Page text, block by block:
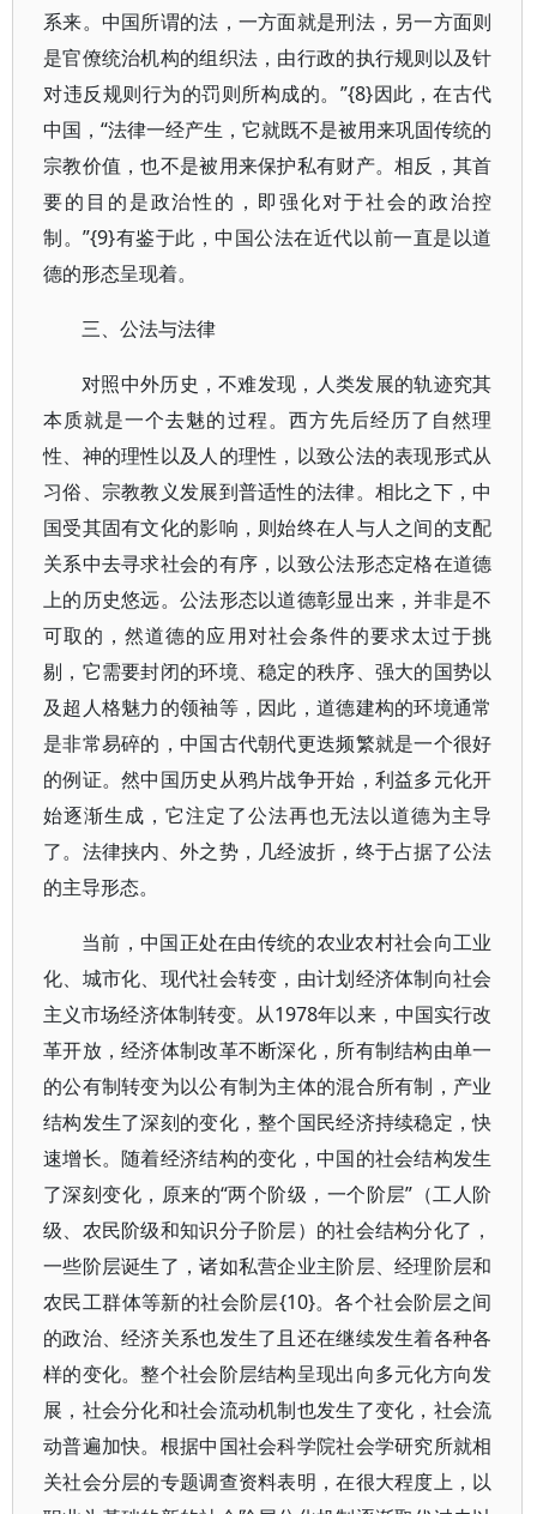
系来。中国所谓的法，一方面就是刑法，另一方面则
是官僚统治机构的组织法，由行政的执行规则以及针
对违反规则行为的罚则所构成的。”{8}因此，在古代
中国，“法律一经产生，它就既不是被用来巩固传统的
宗教价值，也不是被用来保护私有财产。相反，其首
要的目的是政治性的，即强化对于社会的政治控
制。”{9}有鉴于此，中国公法在近代以前一直是以道
德的形态呈现着。
三、公法与法律
对照中外历史，不难发现，人类发展的轨迹究其
本质就是一个去魅的过程。西方先后经历了自然理
性、神的理性以及人的理性，以致公法的表现形式从
习俗、宗教教义发展到普适性的法律。相比之下，中
国受其固有文化的影响，则始终在人与人之间的支配
关系中去寻求社会的有序，以致公法形态定格在道德
上的历史悠远。公法形态以道德彰显出来，并非是不
可取的，然道德的应用对社会条件的要求太过于挑
剔，它需要封闭的环境、稳定的秩序、强大的国势以
及超人格魅力的领袖等，因此，道德建构的环境通常
是非常易碎的，中国古代朝代更迭频繁就是一个很好
的例证。然中国历史从鸦片战争开始，利益多元化开
始逐渐生成，它注定了公法再也无法以道德为主导
了。法律挟内、外之势，几经波折，终于占据了公法
的主导形态。
当前，中国正处在由传统的农业农村社会向工业
化、城市化、现代社会转变，由计划经济体制向社会
主义市场经济体制转变。从1978年以来，中国实行改
革开放，经济体制改革不断深化，所有制结构由单一
的公有制转变为以公有制为主体的混合所有制，产业
结构发生了深刻的变化，整个国民经济持续稳定，快
速增长。随着经济结构的变化，中国的社会结构发生
了深刻变化，原来的“两个阶级，一个阶层”（工人阶
级、农民阶级和知识分子阶层）的社会结构分化了，
一些阶层诞生了，诸如私营企业主阶层、经理阶层和
农民工群体等新的社会阶层{10}。各个社会阶层之间
的政治、经济关系也发生了且还在继续发生着各种各
样的变化。整个社会阶层结构呈现出向多元化方向发
展，社会分化和社会流动机制也发生了变化，社会流
动普遍加快。根据中国社会科学院社会学研究所就相
关社会分层的专题调查资料表明，在很大程度上，以